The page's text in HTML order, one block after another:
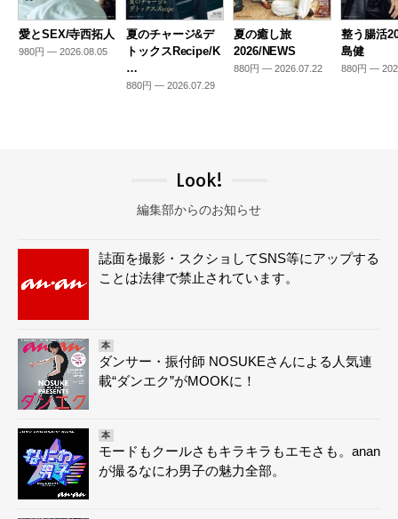
愛とSEX/寺西拓人
980円 — 2026.08.05
夏のチャージ&デ
トックスRecipe/K
…
880円 — 2026.07.29
夏の癒し旅
2026/NEWS
880円 — 2026.07.22
整う腸活
島健
880円 —
Look!
編集部からのお知らせ
誌面を撮影・スクショしてSNS等にアップする
ことは法律で禁止されています。
本
ダンサー・振付師 NOSUKEさんによる人気連
載“ダンエク”がMOOKに！
本
モードもクールさもキラキラもエモさも。anan
が撮るなにわ男子の魅力全部。